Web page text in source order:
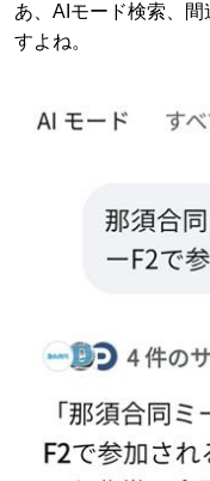
あ、AIモード検索、
すよね。